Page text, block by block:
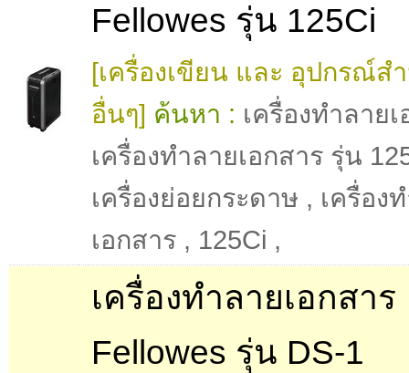
Fellowes รุ่น 125Ci
[เครื่องเขียน และ อุปกรณ์ส
อื่นๆ] ค้นหา : เครื่องทำลาย
เครื่องทำลายเอกสาร รุ่น
เครื่องย่อยกระดาษ , เครื่อง
เอกสาร , 125Ci ,
เครื่องทำลายเอกสาร
Fellowes รุ่น DS-1